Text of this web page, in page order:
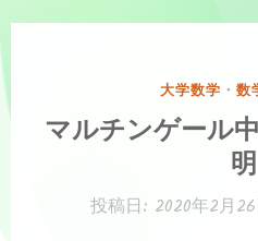
カ
ゴ
大学数学 ・数
マルチンゲール
明
投稿日: 2020年2月